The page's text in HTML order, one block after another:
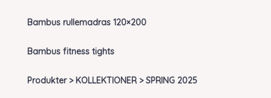
Bambus rullemadras 120×200
Bambus fitness tights
Produkter > KOLLEKTIONER > SPRING 2025